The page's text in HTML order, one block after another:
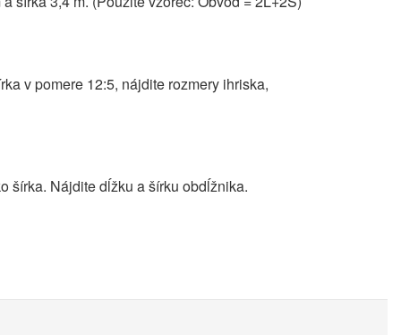
v pomere 12:5, nájdite rozmery ihriska,
šírka. Nájdite dĺžku a šírku obdĺžnika.